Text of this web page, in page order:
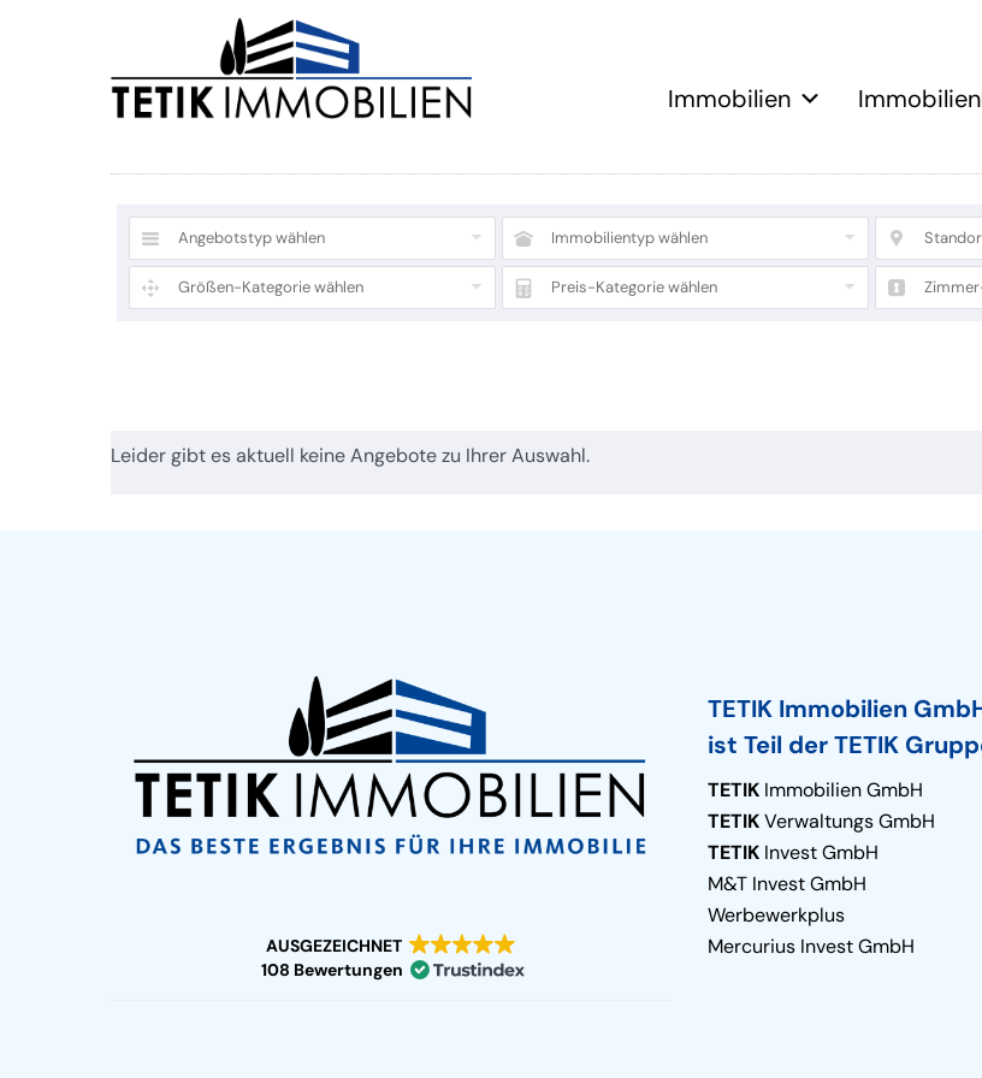
Immobilien
Angebotstyp wählen Immobilientyp wählen
Größen-Kategorie wählen Preis-Kategorie wählen
Leider gibt es aktuell keine Angebote zu Ihrer Auswahl.
AUSGEZEICHNET
108 Bewertungen
TETIK Immobilien
ist Teil der TETIK
TETIKImmobilien GmbH
TETIKVerwaltungs GmbH
TETIKInvest GmbH
M&T Invest GmbH
Werbewerkplus
Mercurius Invest GmbH